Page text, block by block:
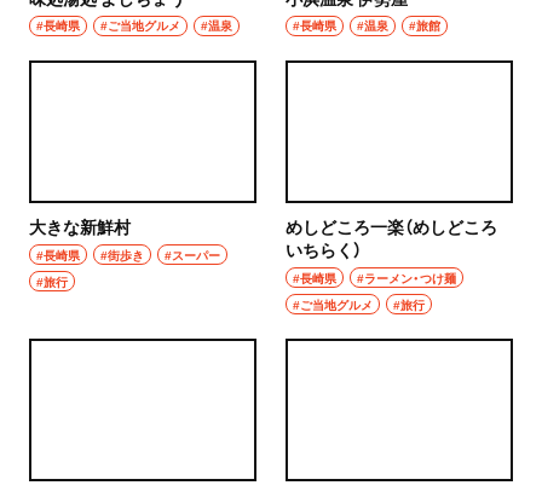
#長崎県 #ご当地グルメ #温泉 #長崎県 #温泉 #旅館
大きな新鮮村
#長崎県 #街歩き
#スーパー
#旅行
めしどころ一楽（めしどころ
いちらく）
#長崎県
#ラーメン・つけ麺
#ご当地グルメ
#旅行